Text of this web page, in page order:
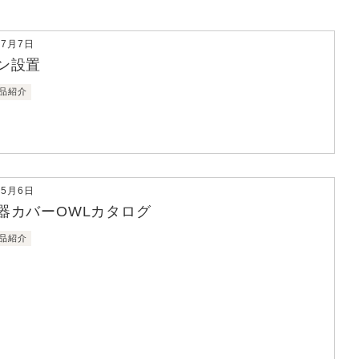
月7日
設置
紹介
月6日
カバーOWLカタログ
紹介